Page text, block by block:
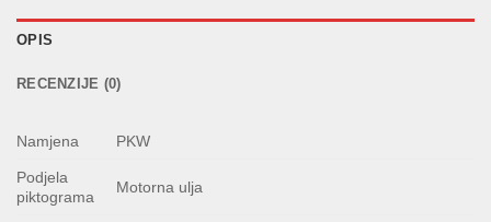
OPIS
RECENZIJE (0)
Namjena PKW
Podjela
piktograma
Motorna ulja